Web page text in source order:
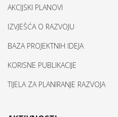
AKCIJSKI PLANOVI
IZVJEŠĆA O RAZVOJU
BAZA PROJEKTNIH IDEJA
KORISNE PUBLIKACIJE
TIJELA ZA PLANIRANJE RAZVOJA